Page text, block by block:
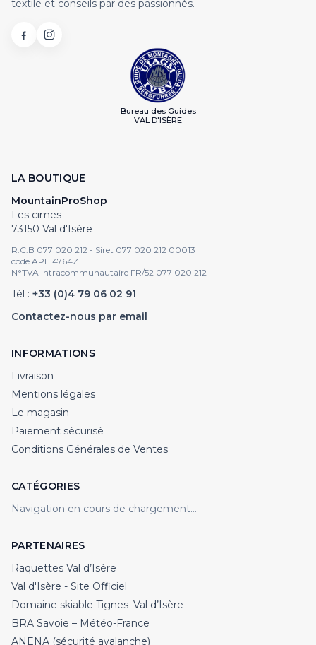
textile et conseils par des passionnés.
Bureau des Guides
VAL D'ISÈRE
LA BOUTIQUE
MountainProShop
Les cimes
73150 Val d'Isère
R.C.B 077 020 212 - Siret 077 020 212 00013
code APE 4764Z
N°TVA Intracommunautaire FR/52 077 020 212
Tél : +33 (0)4 79 06 02 91
Contactez-nous par email
INFORMATIONS
Livraison
Mentions légales
Le magasin
Paiement sécurisé
Conditions Générales de Ventes
CATÉGORIES
Navigation en cours de chargement…
PARTENAIRES
Raquettes Val d’Isère
Val d'Isère - Site Officiel
Domaine skiable Tignes–Val d’Isère
BRA Savoie – Météo-France
ANENA (sécurité avalanche)